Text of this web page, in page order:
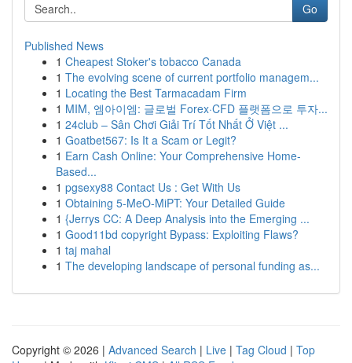
Go
Published News
1 Cheapest Stoker's tobacco Canada
1 The evolving scene of current portfolio managem...
1 Locating the Best Tarmacadam Firm
1 MIM, 엠아이엠: 글로벌 Forex·CFD 플랫폼으로 투자...
1 24club – Sân Chơi Giải Trí Tốt Nhất Ở Việt ...
1 Goatbet567: Is It a Scam or Legit?
1 Earn Cash Online: Your Comprehensive Home-
Based...
1 pgsexy88 Contact Us : Get With Us
1 Obtaining 5-MeO-MiPT: Your Detailed Guide
1 {Jerrys CC: A Deep Analysis into the Emerging ...
1 Good11bd copyright Bypass: Exploiting Flaws?
1 taj mahal
1 The developing landscape of personal funding as...
Copyright © 2026 | Advanced Search | Live | Tag Cloud | Top